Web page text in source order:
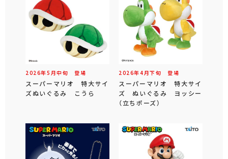
2026年5 月中旬 登場
スーパーマリオ 特大サイ
ズぬいぐるみ こうら
2026年4 月下旬 登場
スーパーマリオ 特大サイ
ズ ぬいぐるみ ヨッシー
（立ちポーズ）